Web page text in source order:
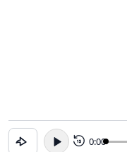
15 0:00